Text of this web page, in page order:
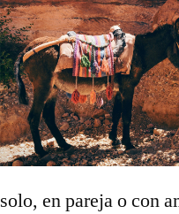
solo, en pareja o con